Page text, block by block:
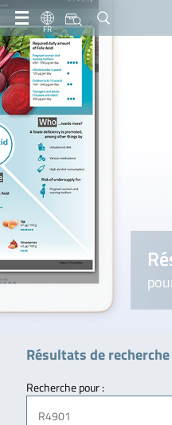
FR
Résultats de
Recherche pour :